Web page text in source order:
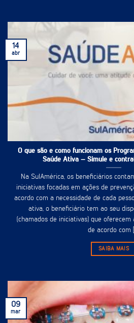
O que são e como funcionam os
Saúde Ativa – Simule e
Na SulAmérica, os beneficiários
iniciativas focadas em ações de
acordo com a necessidade de cada
ativa, o beneficiário tem ao seu
(chamados de iniciativas) que
de acordo com
SAIBA MAIS
14
abr
09
mar